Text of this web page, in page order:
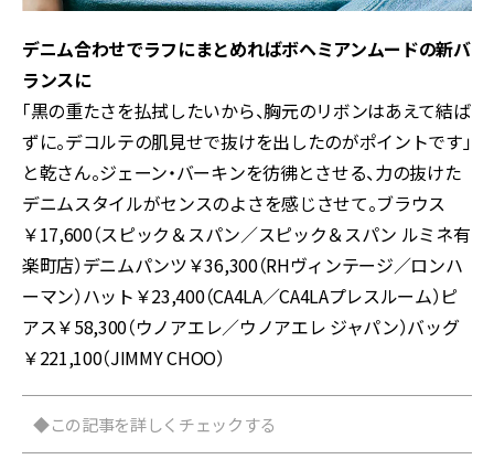
デニム合わせでラフにまとめればボヘミアンムードの新バ
ランスに
「黒の重たさを払拭したいから、胸元のリボンはあえて結ば
ずに。デコルテの肌見せで抜けを出したのがポイントです」
と乾さん。ジェーン・バーキンを彷彿とさせる、力の抜けた
デニムスタイルがセンスのよさを感じさせて。ブラウス
￥17,600（スピック＆スパン／スピック＆スパン ルミネ有
楽町店）デニムパンツ￥36,300（RHヴィンテージ／ロンハ
ーマン）ハット￥23,400（CA4LA／CA4LAプレスルーム）ピ
アス￥58,300（ウノアエレ／ウノアエレ ジャパン）バッグ
￥221,100（JIMMY CHOO）
◆この記事を詳しくチェックする